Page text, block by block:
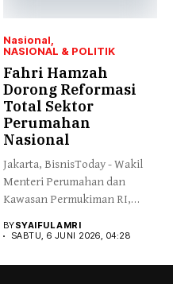
Nasional
NASIONAL & POLITIK
Fahri Hamzah
Dorong Reformasi
Total Sektor
Perumahan
Nasional
Jakarta, BisnisToday - Wakil
Menteri Perumahan dan
Kawasan Permukiman RI,
BYSYAIFUL AMRI
SABTU, 6 JUNI 2026, 04:28